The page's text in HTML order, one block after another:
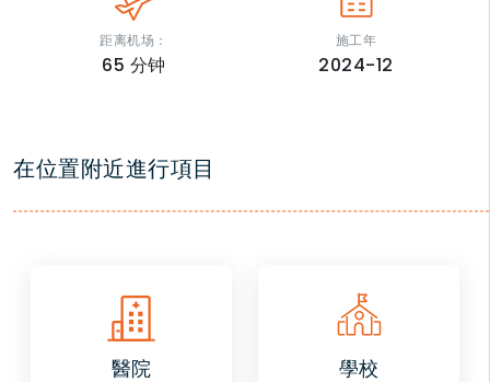
距离机场：
65 分钟
施工年
2024-12
在位置附近進行項目
醫院 學校